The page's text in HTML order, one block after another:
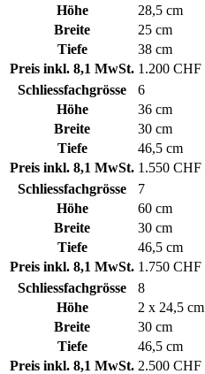
Höhe
28,5 cm
Breite
25 cm
Tiefe
38 cm
Preis inkl. 8,1 MwSt. 1.200 CHF
Schliessfachgrösse
6
Höhe
36 cm
Breite
30 cm
Tiefe
46,5 cm
Preis inkl. 8,1 MwSt. 1.550 CHF
Schliessfachgrösse
7
Höhe
60 cm
Breite
30 cm
Tiefe
46,5 cm
Preis inkl. 8,1 MwSt. 1.750 CHF
Schliessfachgrösse
8
Höhe
2 x 24,5 cm
Breite
30 cm
Tiefe
46,5 cm
Preis inkl. 8,1 MwSt. 2.500 CHF